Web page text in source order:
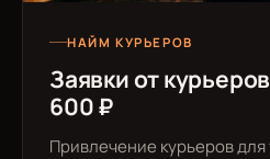
НАЙМ КУРЬЕРОВ
Заявки от
600 ₽
Привлечение курьеров